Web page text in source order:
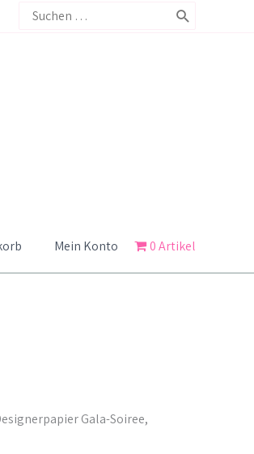
Search
Mein Konto 0 Artikel
Gala-Soiree,